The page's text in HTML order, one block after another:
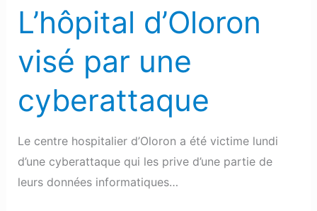
L’hôpital d’Oloron
visé par une
cyberattaque
Le centre hospitalier d’Oloron a été victime lundi
d’une cyberattaque qui les prive d’une partie de
leurs données informatiques…
L’hôpital
d’Oloron
visé
par
une
cyberattaque